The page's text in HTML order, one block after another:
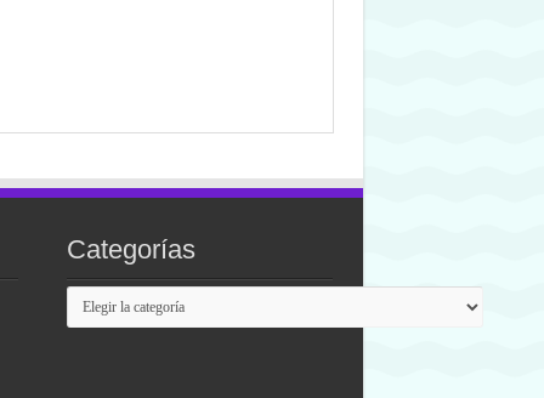
Categorías
Categorías